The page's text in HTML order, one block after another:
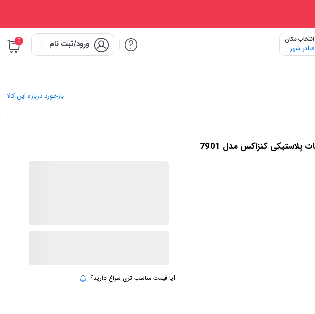
انتخاب مکان
فیلتر شهر ورود/ثبت نام 0
بازخورد درباره این کالا
آیا قیمت مناسب تری سراغ دارید؟